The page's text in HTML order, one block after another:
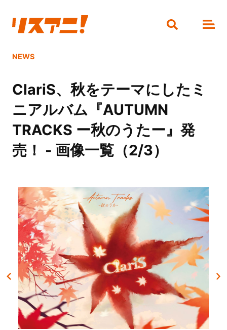
NEWS
ClariS、秋をテーマにしたミ
ニアルバム『AUTUMN
TRACKS ー秋のうたー』発
売！ - 画像一覧（2/3）